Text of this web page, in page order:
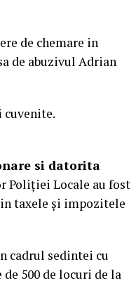
de chemare in
de abuzivul Adrian
cuvenite.
si datorita
Poliției Locale au fost
taxele și impozitele
cadrul sedintei cu
500 de locuri de la